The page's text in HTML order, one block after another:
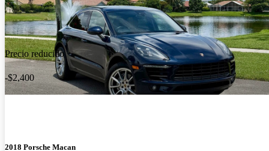
Precio reducido
-$2,400
2018 Porsche Macan